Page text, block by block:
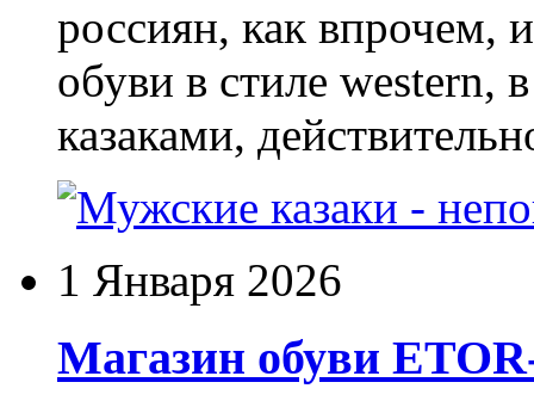
россиян, как впрочем,
обуви в стиле western,
казаками,
1 Января 2026
Магазин обуви